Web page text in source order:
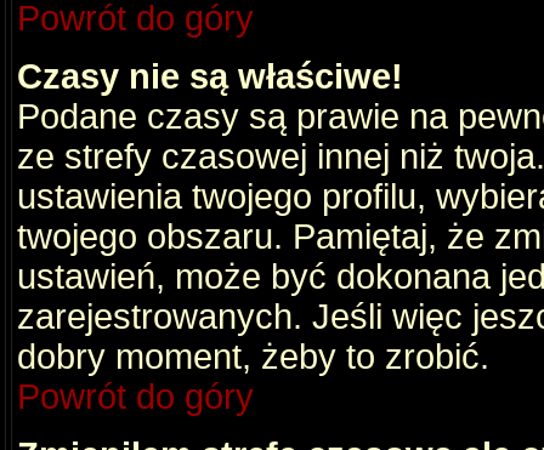
Powrót do góry
Czasy nie są właściwe!
Podane czasy są prawie na
ze strefy czasowej innej niż
ustawienia twojego profilu,
twojego obszaru. Pamiętaj, że
ustawień, może być dokonana
zarejestrowanych. Jeśli więc
dobry moment, żeby to zrobić.
Powrót do góry